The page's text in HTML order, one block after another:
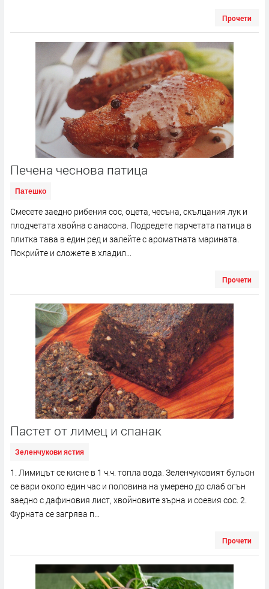
Прочети
Печена чеснова патица
Патешко
Смесете заедно рибения сос, оцета, чесъна, скълцания лук и
плодчетата хвойна с анасона. Подредете парчетата патица в
плитка тава в един ред и залейте с ароматната марината.
Покрийте и сложете в хладил...
Прочети
Пастет от лимец и спанак
Зеленчукови ястия
1. Лимицът се кисне в 1 ч.ч. топла вода. Зеленчуковият бульон
се вари около един час и половина на умерено до слаб огън
заедно с дафиновия лист, хвойновите зърна и соевия сос. 2.
Фурната се загрява п...
Прочети